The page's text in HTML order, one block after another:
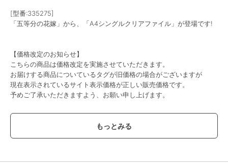
[型番:335275]
「五等分の花嫁」から、「A4シングルクリアファイル」が登場です!
【価格改定のお知らせ】
こちらの商品は価格改定を実施させていただきます。
お届けする商品についているタグが旧価格の場合がございますが
現在表示されているサイト表示価格が正しい販売価格です。
予めご了承いただきますよう、お願い申し上げます。
ショップ コレイズ